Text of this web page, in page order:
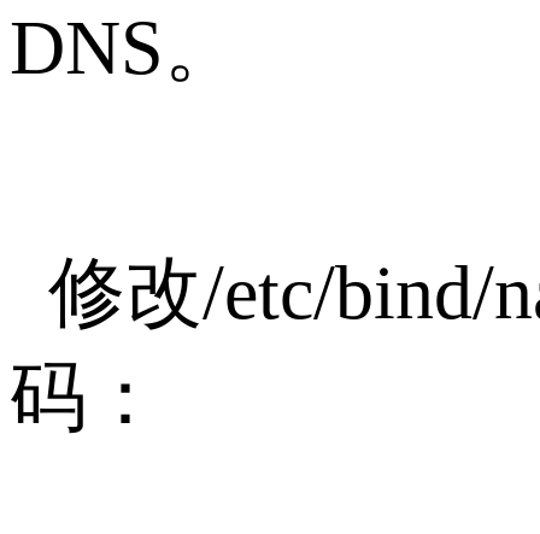
DNS。
修改/etc/bind/
码：